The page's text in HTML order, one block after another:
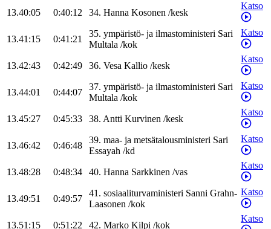
13.40:05 0:40:12 34. Hanna Kosonen /kesk
Katso
13.41:15 0:41:21
35. ympäristö- ja ilmastoministeri Sari
Multala /kok
Katso
13.42:43 0:42:49 36. Vesa Kallio /kesk
Katso
13.44:01 0:44:07
37. ympäristö- ja ilmastoministeri Sari
Multala /kok
Katso
13.45:27 0:45:33 38. Antti Kurvinen /kesk
Katso
13.46:42 0:46:48
39. maa- ja metsätalousministeri Sari
Essayah /kd
Katso
13.48:28 0:48:34 40. Hanna Sarkkinen /vas
Katso
13.49:51 0:49:57
41. sosiaaliturvaministeri Sanni Grahn-
Laasonen /kok
Katso
13.51:15 0:51:22 42. Marko Kilpi /kok
Katso